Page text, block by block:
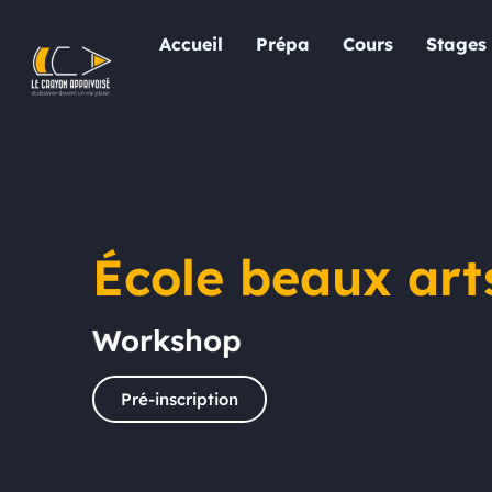
Accueil Prépa Cours Stages
École beaux
Pré-inscription